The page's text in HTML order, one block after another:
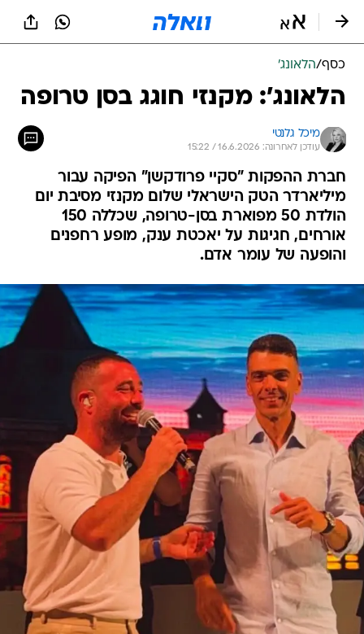
כסף/הלאונג'
הלאונג': מקנזי חוגג בסן טרופה
מיכל גלנטי
עודכן לאחרונה: 16.6.2026 / 15:22
חברת ההפקות "סקיי פרודקשן" הפיקה עבור
מיליארדר הטק הישראלי שלום מקנזי מסיבת יום
הולדת 50 מפוארת בסן-טרופה, שכללה 150
אורחים, חגיגות על יאכטת ענק, מופע רחפנים
והופעה של עומר אדם.